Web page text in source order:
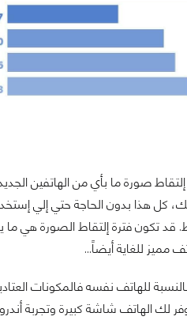
صورة ما بأي من الهاتفين
كل هذا بدون الحاجة حتي إلي
قد تكون فترة إلتقاط الصورة هي ما
مميز للغاية أيضاً...
للهاتف نفسه فالمكونات
لك الهاتف شاشة كبيرة وتجربة